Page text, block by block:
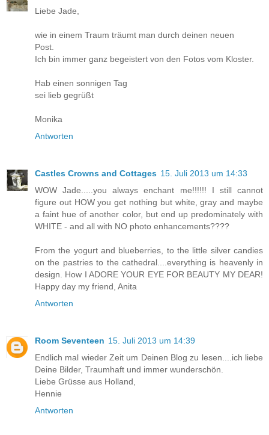
Liebe Jade,
wie in einem Traum träumt man durch deinen neuen
Post.
Ich bin immer ganz begeistert von den Fotos vom Kloster.
Hab einen sonnigen Tag
sei lieb gegrüßt
Monika
Antworten
Castles Crowns and Cottages 15. Juli 2013 um 14:33
WOW Jade.....you always enchant me!!!!!! I still cannot
figure out HOW you get nothing but white, gray and maybe
a faint hue of another color, but end up predominately with
WHITE - and all with NO photo enhancements????
From the yogurt and blueberries, to the little silver candies
on the pastries to the cathedral....everything is heavenly in
design. How I ADORE YOUR EYE FOR BEAUTY MY DEAR!
Happy day my friend, Anita
Antworten
Room Seventeen 15. Juli 2013 um 14:39
Endlich mal wieder Zeit um Deinen Blog zu lesen....ich liebe
Deine Bilder, Traumhaft und immer wunderschön.
Liebe Grüsse aus Holland,
Hennie
Antworten